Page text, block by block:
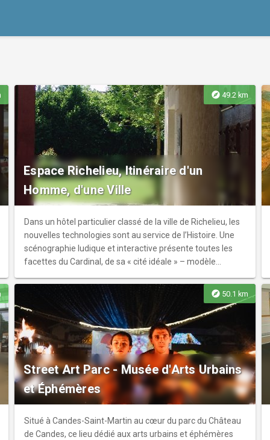
explore 49.2 km
Espace Richelieu, Itinéraire d'un
Homme, d'une Ville
Dans un hôtel particulier classé de la ville de Richelieu, les
nouvelles technologies sont au service de l’Histoire. Une
scénographie ludique et interactive présente toutes les
facettes du Cardinal, de sa « cité idéale » – modèle
générale. Des images de synthèse font renaître en 3D la
magnificence de son château disparu.
explore 50.1 km
Street Art Parc - Musée d'Arts Urbains
et Éphémères
Situé à Candes-Saint-Martin au cœur du parc du Château
de Candes, ce lieu dédié aux arts urbains et éphémères